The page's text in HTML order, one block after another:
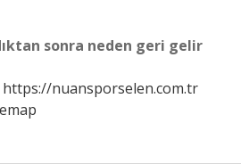
sonra neden geri gelir
https://nuansporselen.com.tr